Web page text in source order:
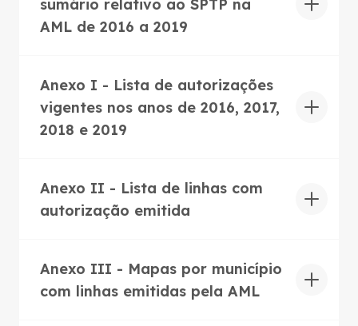
sumário relativo ao SPTP na
AML de 2016 a 2019
Anexo I - Lista de autorizações
vigentes nos anos de 2016, 2017,
2018 e 2019
Anexo II - Lista de linhas com
autorização emitida
Anexo III - Mapas por município
com linhas emitidas pela AML